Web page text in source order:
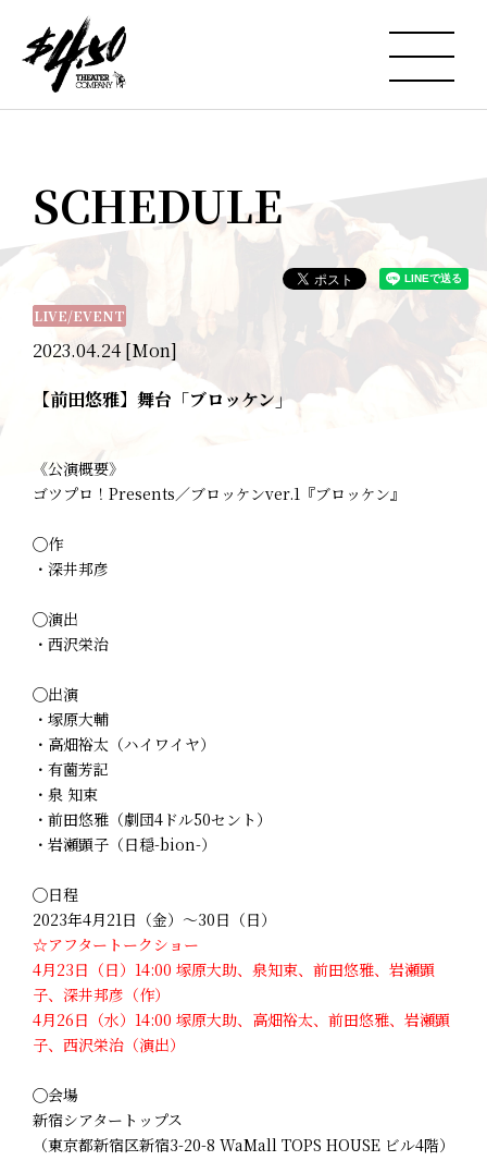
SCHEDULE
2023.04.24 [Mon]
LIVE/EVENT
【前田悠雅】舞台「ブロッケン」
《公演概要》
ゴツプロ！Presents／ブロッケンver.1『ブロッケン』
◯作
・深井邦彦
◯演出
・西沢栄治
◯出演
・塚原大輔
・高畑裕太（ハイワイヤ）
・有薗芳記
・泉 知束
・前田悠雅（劇団4ドル50セント）
・岩瀬顕子（日穏-bion-）
◯日程
2023年4月21日（金）～30日（日）
☆アフタートークショー
4月23日（日）14:00 塚原大助、泉知束、前田悠雅、岩瀬顕
子、深井邦彦（作）
4月26日（水）14:00 塚原大助、高畑裕太、前田悠雅、岩瀬顕
子、西沢栄治（演出）
◯会場
新宿シアタートップス
（東京都新宿区新宿3-20-8 WaMall TOPS HOUSE ビル4階）